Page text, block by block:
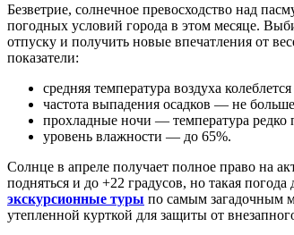
Безветрие, солнечное превосходство над
погодных условий города в этом месяце.
отпуску и получить новые впечатления от
показатели:
средняя температура воздуха
частота выпадения осадков — не
прохладные ночи — температура редко
уровень влажности — до 65%.
Солнце в апреле получает полное право на
подняться и до +22 градусов, но такая
экскурсионные туры по самым загадочным
утепленной курткой для защиты от